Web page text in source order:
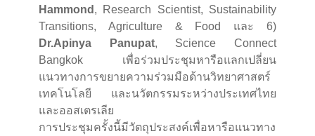
Hammond , Research Scientist, Sustainability
Transitions, Agriculture & Food และ 6)
Dr.Apinya Panupat, Science Connect
Bangkok เพื่อร่วมประชุมหารือแลกเปลี่ยน
แนวทางการขยายความร่วมมือด้านวิทยาศาสตร์
เทคโนโลยี และนวัตกรรมระหว่างประเทศไทย
และออสเตรเลีย
การประชุมครั้งนี้มีวัตถุประสงค์เพื่อหารือแนวทาง